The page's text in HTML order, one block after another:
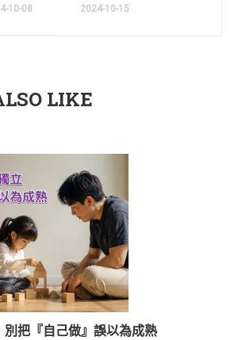
10-08 2024-10-15
LIKE
把『自己做』誤以為成熟